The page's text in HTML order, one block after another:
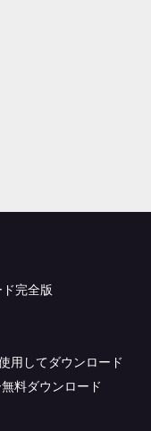
完全版
用してダウンロード
料ダウンロード